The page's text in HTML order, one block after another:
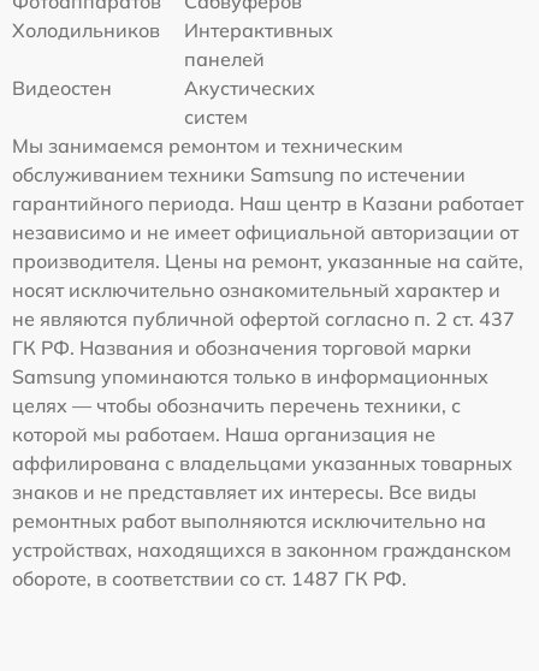
Холодильников
Интерактивных
панелей
Видеостен
Акустических
систем
Мы занимаемся ремонтом и техническим
обслуживанием техники Samsung по истечении
гарантийного периода. Наш центр в Казани работает
независимо и не имеет официальной авторизации от
производителя. Цены на ремонт, указанные на сайте,
носят исключительно ознакомительный характер и
не являются публичной офертой согласно п. 2 ст. 437
ГК РФ. Названия и обозначения торговой марки
Samsung упоминаются только в информационных
целях — чтобы обозначить перечень техники, с
которой мы работаем. Наша организация не
аффилирована с владельцами указанных товарных
знаков и не представляет их интересы. Все виды
ремонтных работ выполняются исключительно на
устройствах, находящихся в законном гражданском
обороте, в соответствии со ст. 1487 ГК РФ.